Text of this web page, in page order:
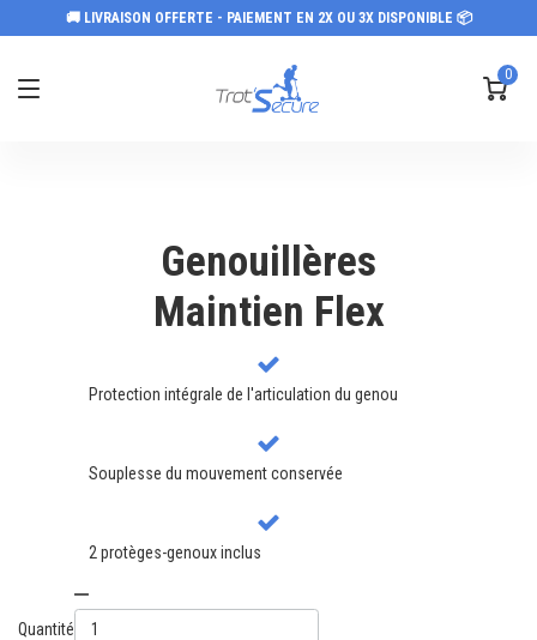
🚚 LIVRAISON OFFERTE - PAIEMENT EN 2X OU 3X DISPONIBLE 📦
0
Genouillères
Maintien Flex
Protection intégrale de l'articulation du genou
Souplesse du mouvement conservée
2 protèges-genoux inclus
Quantité